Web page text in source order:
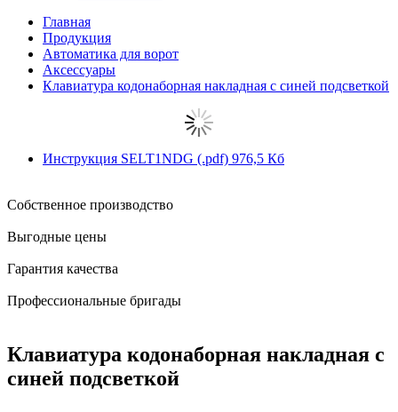
Главная
Продукция
Автоматика для ворот
Аксессуары
Клавиатура кодонаборная накладная с синей подсветкой
Инструкция SELT1NDG (.pdf) 976,5 Кб
Собственное производство
Выгодные цены
Гарантия качества
Профессиональные бригады
Клавиатура кодонаборная накладная с
синей подсветкой